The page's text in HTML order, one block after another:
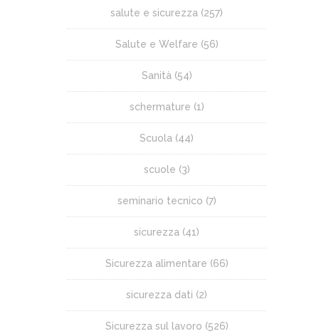
salute e sicurezza (257)
Salute e Welfare (56)
Sanità (54)
schermature (1)
Scuola (44)
scuole (3)
seminario tecnico (7)
sicurezza (41)
Sicurezza alimentare (66)
sicurezza dati (2)
Sicurezza sul lavoro (526)